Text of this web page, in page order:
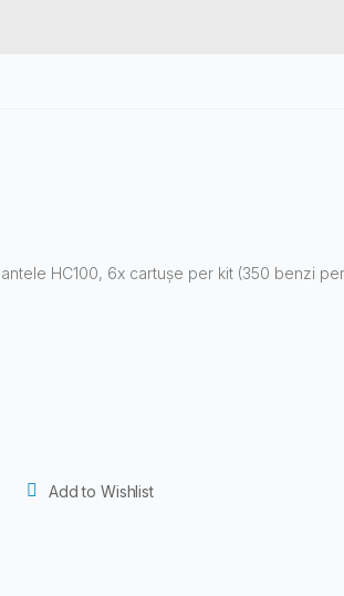
HC100, 6x cartușe per kit (350 benzi per
Add to Wishlist